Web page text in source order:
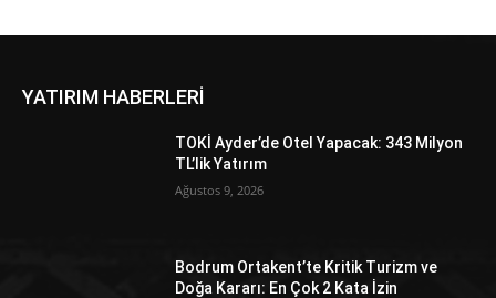
YATIRIM HABERLERİ
TOKİ Ayder’de Otel Yapacak: 343 Milyon
TL’lik Yatırım
Ağustos 9, 2026
Bodrum Ortakent’te Kritik Turizm ve
Doğa Kararı: En Çok 2 Kata İzin